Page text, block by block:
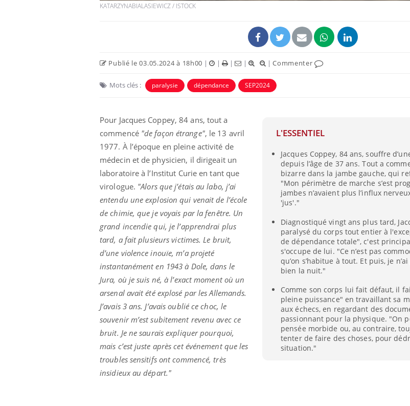
KATARZYNABIALASIEWICZ / ISTOCK
Publié le 03.05.2024 à 18h00 | | | | |Commenter
Mots clés : paralysie dépendance SEP2024
L'ESSENTIEL
Jacques Coppey, 84 ans, souffre
depuis l’âge de 37 ans. Tout a
bizarre dans la jambe gauche, qui
"Mon périmètre de marche s’est
jambes n’avaient plus l’influx
'jus'."
Diagnostiqué vingt ans plus tard,
paralysé du corps tout entier à
de dépendance totale", c'est
s'occupe de lui. "Ce n’est pas
qu’on s’habitue à tout. Et puis, je
bien la nuit."
Comme son corps lui fait défaut, il
pleine puissance" en travaillant sa
aux échecs, en regardant des
passionnant pour la physique. "On
pensée morbide ou, au contraire,
tenter de faire des choses, pour
situation."
Pour Jacques Coppey, 84 ans, tout a
commencé "de façon étrange", le 13 avril
1977. À l’époque en pleine activité de
médecin et de physicien, il dirigeait un
laboratoire à l’Institut Curie en tant que
virologue. "Alors que j’étais au labo, j’ai
entendu une explosion qui venait de l’école
de chimie, que je voyais par la fenêtre. Un
grand incendie qui, je l’apprendrai plus
tard, a fait plusieurs victimes. Le bruit,
d’une violence inouïe, m’a projeté
instantanément en 1943 à Dole, dans le
Jura, où je suis né, à l’exact moment où un
arsenal avait été explosé par les Allemands.
J’avais 3 ans. J’avais oublié ce choc, le
souvenir m’est subitement revenu avec ce
bruit. Je ne saurais expliquer pourquoi,
mais c’est juste après cet événement que les
troubles sensitifs ont commencé, très
insidieux au départ."